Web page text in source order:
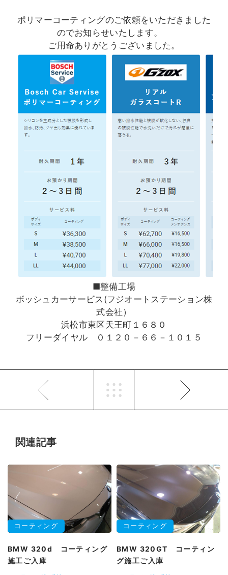
ポリマーコーティングのご依頼をいただきました
のでお知らせいたします。
ご用命ありがとうございました。
■整備工場
ボッシュカーサービス(フジオートステーション株
式会社）
浜松市東区天王町１６８０
フリーダイヤル ０１２０－６６－１０１５
関連記事
コーティング
BMW 320d コーティング
施工ご入庫
コーティング
BMW 320GT コーティン
グ施工ご入庫